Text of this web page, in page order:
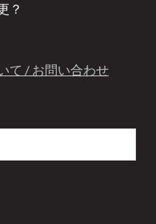
？
て / お問い合わせ